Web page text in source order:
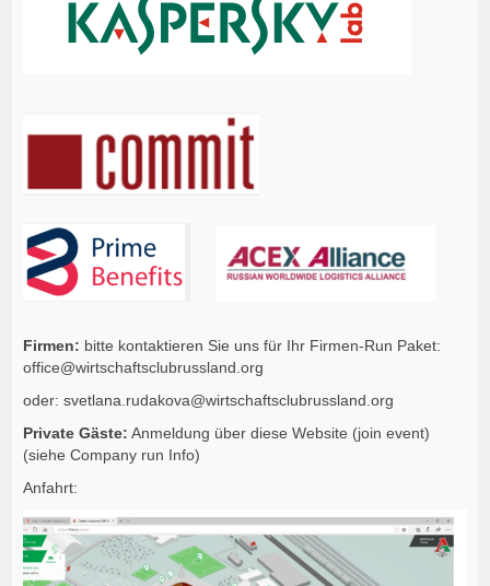
Firmen: bitte kontaktieren Sie uns für Ihr Firmen-Run Paket:
office@wirtschaftsclubrussland.org
oder: svetlana.rudakova@wirtschaftsclubrussland.org
Private Gäste: Anmeldung über diese Website (join event)
(siehe Company run Info)
Anfahrt: